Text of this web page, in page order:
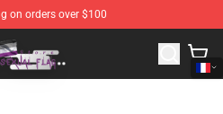
on orders over $100
Best Store of Asexual Flag